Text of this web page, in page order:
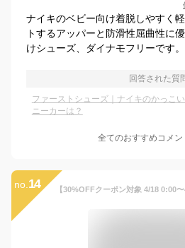
ナイキのベビー向け着脱しやすく
トするアッパーと防滑性屈曲性に
けシューズ、ダイナモフリーです。
回答された質
ファーストシューズ｜ナイキのかっこ
ニーカーは？
全てのおすすめコメン
no. 14